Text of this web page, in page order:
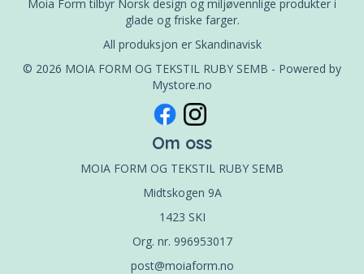
Moia Form tilbyr Norsk design og miljøvennlige produkter i
glade og friske farger.
All produksjon er Skandinavisk
© 2026 MOIA FORM OG TEKSTIL RUBY SEMB - Powered by
Mystore.no
Om oss
MOIA FORM OG TEKSTIL RUBY SEMB
Midtskogen 9A
1423 SKI
Org. nr. 996953017
post@moiaform.no